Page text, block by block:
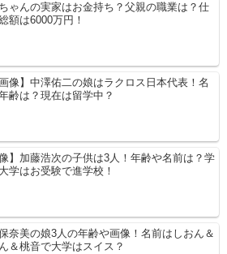
ゃんの実家はお金持ち？父親の職業は？仕
額は6000万円！
画像】中澤佑二の娘はラクロス日本代表！名
齢は？現在は留学中？
像】加藤浩次の子供は3人！年齢や名前は？学
学はお受験で進学校！
奈美の娘3人の年齢や画像！名前はしおん＆
＆桃音で大学はスイス？